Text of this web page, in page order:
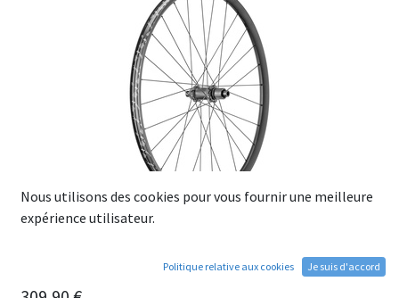
Roue Arrière DT SWISS H1900 Spline 29" 30mm 12X148 CL
Nous utilisons des cookies pour vous fournir une meilleure
expérience utilisateur.
Politique relative aux cookies Je suis d'accord